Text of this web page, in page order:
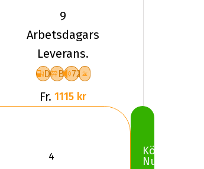
KUMHO
SOLUS 4S
HA32 XL
9
Arbetsdagars
Leverans.
D B 72
Fr. 1115 kr
Köp
Nu